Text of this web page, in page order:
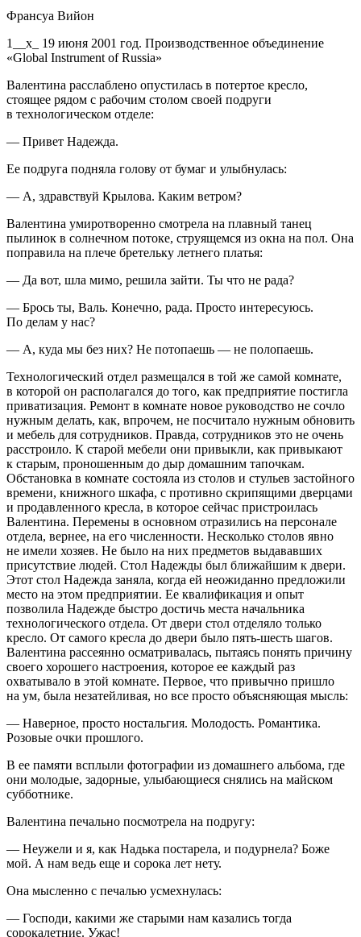
Франсуа Вийон
1__х_ 19 июня 2001 год. Производственное объединение
«Global Instrument of Russia»
Валентина расслаблено опустилась в потертое кресло,
стоящее рядом с рабочим столом своей подруги
в технологическом отделе:
— Привет Надежда.
Ее подруга подняла голову от бумаг и улыбнулась:
— А, здравствуй Крылова. Каким ветром?
Валентина умиротворенно смотрела на плавный танец
пылинок в солнечном потоке, струящемся из окна на пол. Она
поправила на плече бретельку летнего платья:
— Да вот, шла мимо, решила зайти. Ты что не рада?
— Брось ты, Валь. Конечно, рада. Просто интересуюсь.
По делам у нас?
— А, куда мы без них? Не потопаешь — не полопаешь.
Технологический отдел размещался в той же самой комнате,
в которой он располагался до того, как предприятие постигла
приватизация. Ремонт в комнате новое руководство не сочло
нужным делать, как, впрочем, не посчитало нужным обновить
и мебель для сотрудников. Правда, сотрудников это не очень
расстроило. К старой мебели они привыкли, как привыкают
к старым, проношенным до дыр домашним тапочкам.
Обстановка в комнате состояла из столов и стульев застойного
времени, книжного шкафа, с противно скрипящими дверцами
и продавленного кресла, в которое сейчас пристроилась
Валентина. Перемены в основном отразились на персонале
отдела, вернее, на его численности. Несколько столов явно
не имели хозяев. Не было на них предметов выдававших
присутствие людей. Стол Надежды был ближайшим к двери.
Этот стол Надежда заняла, когда ей неожиданно предложили
место на этом предприятии. Ее квалификация и опыт
позволила Надежде быстро достичь места начальника
технологического отдела. От двери стол отделяло только
кресло. От самого кресла до двери было пять-шесть шагов.
Валентина рассеянно осматривалась, пытаясь понять причину
своего хорошего настроения, которое ее каждый раз
охватывало в этой комнате. Первое, что привычно пришло
на ум, была незатейливая, но все просто объясняющая мысль:
— Наверное, просто ностальгия. Молодость. Романтика.
Розовые очки прошлого.
В ее памяти всплыли фотографии из домашнего альбома, где
они молодые, задорные, улыбающиеся снялись на майском
субботнике.
Валентина печально посмотрела на подругу:
— Неужели и я, как Надька постарела, и подурнела? Боже
мой. А нам ведь еще и сорока лет нету.
Она мысленно с печалью усмехнулась:
— Господи, какими же старыми нам казались тогда
сорокалетние. Ужас!